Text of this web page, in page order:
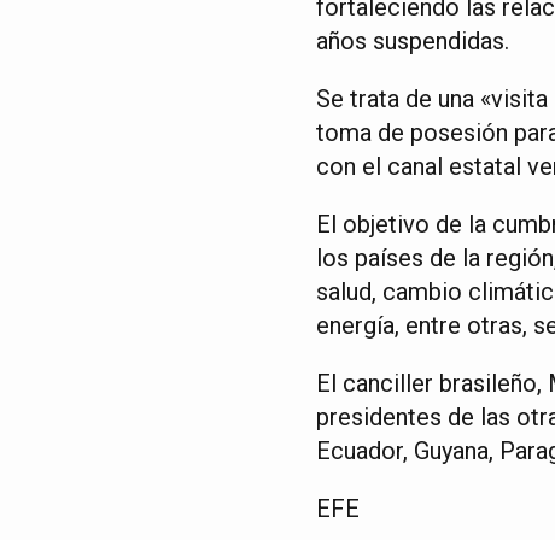
fortaleciendo las
años suspendidas.
Se trata de una
toma de posesión
con el canal estatal
El objetivo de la
los países de la
salud, cambio
energía, entre otras,
El canciller brasileño,
presidentes de las
Ecuador, Guyana,
EFE